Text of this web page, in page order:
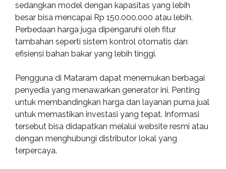
sedangkan model dengan kapasitas yang lebih
besar bisa mencapai Rp 150.000.000 atau lebih.
Perbedaan harga juga dipengaruhi oleh fitur
tambahan seperti sistem kontrol otomatis dan
efisiensi bahan bakar yang lebih tinggi.
Pengguna di Mataram dapat menemukan berbagai
penyedia yang menawarkan generator ini. Penting
untuk membandingkan harga dan layanan purna jual
untuk memastikan investasi yang tepat. Informasi
tersebut bisa didapatkan melalui website resmi atau
dengan menghubungi distributor lokal yang
terpercaya.